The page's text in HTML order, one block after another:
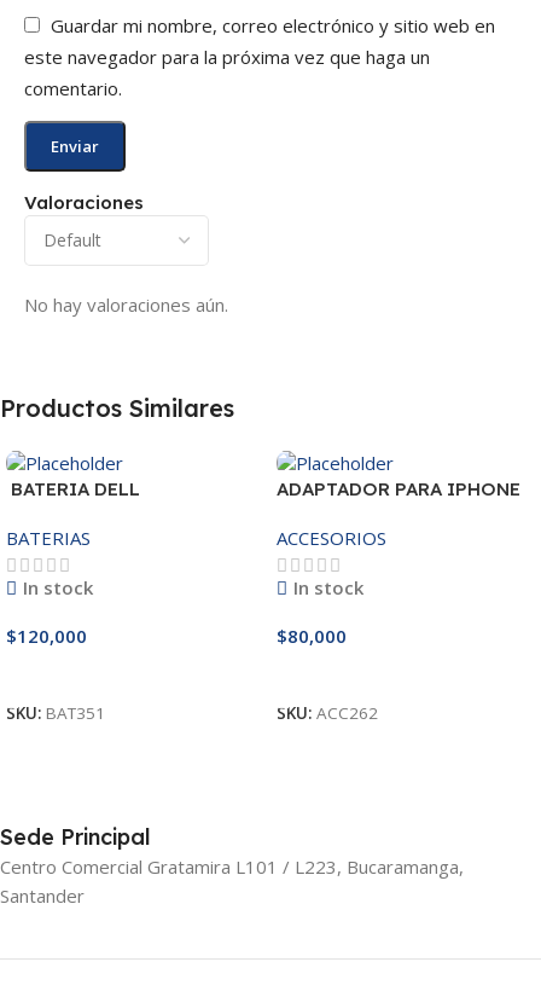
Valoraciones
No hay valoraciones aún.
Guardar mi nombre, correo electrónico y sitio web en
este navegador para la próxima vez que haga un
comentario.
Productos Similares
BATERIA DELL
3521/5421/3425 14.8V
BATERIAS
In stock
$120,000
SKU: BAT351
ADAPTADOR PARA IPHONE
ACCESORIOS
In stock
$80,000
SKU: ACC262
Sede Principal
Centro Comercial Gratamira L101 / L223, Bucaramanga,
Santander